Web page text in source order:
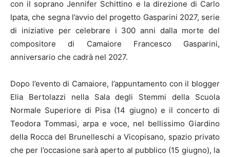
con il soprano Jennifer Schittino e la direzione di Carlo
Ipata, che segna l’avvio del progetto Gasparini 2027, serie
di iniziative per celebrare i 300 anni dalla morte del
compositore di Camaiore Francesco Gasparini,
anniversario che cadrà nel 2027.
Dopo l’evento di Camaiore, l’appuntamento con il blogger
Elia Bertolazzi nella Sala degli Stemmi della Scuola
Normale Superiore di Pisa (14 giugno) e il concerto di
Teodora Tommasi, arpa e voce, nel bellissimo Giardino
della Rocca del Brunelleschi a Vicopisano, spazio privato
che per l’occasione sarà aperto al pubblico (15 giugno), la